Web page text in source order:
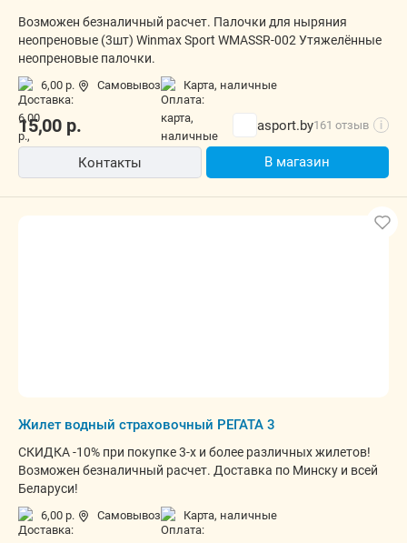
Возможен безналичный расчет. Палочки для ныряния
неопреновые (3шт) Winmax Sport WMASSR-002 Утяжелённые
неопреновые палочки.
6,00 р. Самовывоз карта, наличные
15,00 р. asport.by161 отзыв i
Контакты В магазин
Жилет водный страховочный РЕГАТА 3
СКИДКА -10% при покупке 3-х и более различных жилетов!
Возможен безналичный расчет. Доставка по Минску и всей
Беларуси!
6,00 р. Самовывоз карта, наличные